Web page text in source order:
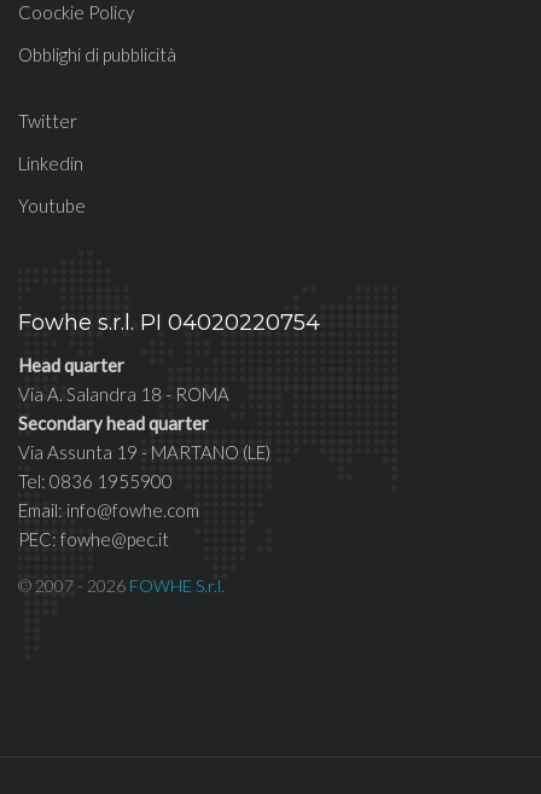
Coockie Policy
Obblighi di pubblicità
Twitter
Linkedin
Youtube
Fowhe s.r.l. PI 04020220754
Head quarter
Via A. Salandra 18 - ROMA
Secondary head quarter
Via Assunta 19 - MARTANO (LE)
Tel: 0836 1955900
Email: info@fowhe.com
PEC: fowhe@pec.it
© 2007 - 2026 FOWHE S.r.l.